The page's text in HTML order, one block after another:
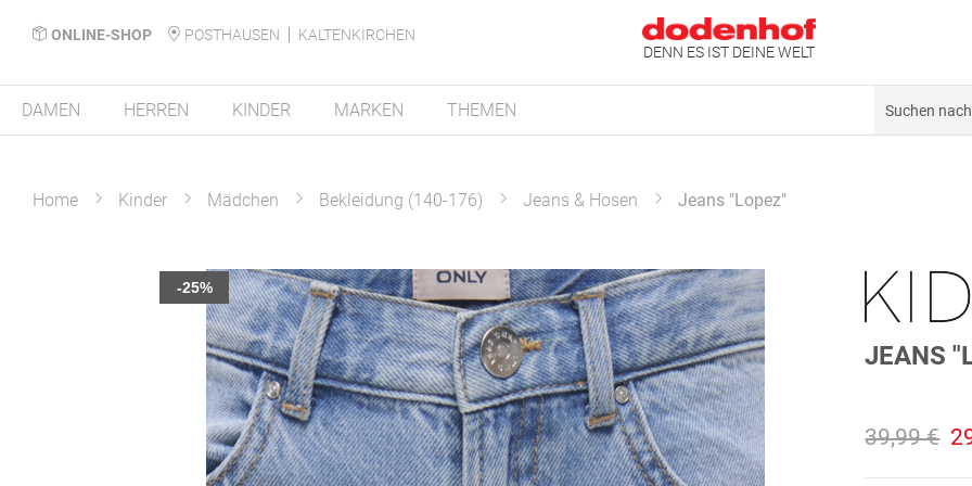
ONLINE-SHOP POSTHAUSEN
KALTENKIRCHEN
DENN ES IST DEINE WELT
DAMEN HERREN KINDER MARKEN THEMEN
Home Kinder Mädchen Bekleidung (140-176) Jeans & Hosen Jeans "Lopez"
-25%
JEANS
39,99 €